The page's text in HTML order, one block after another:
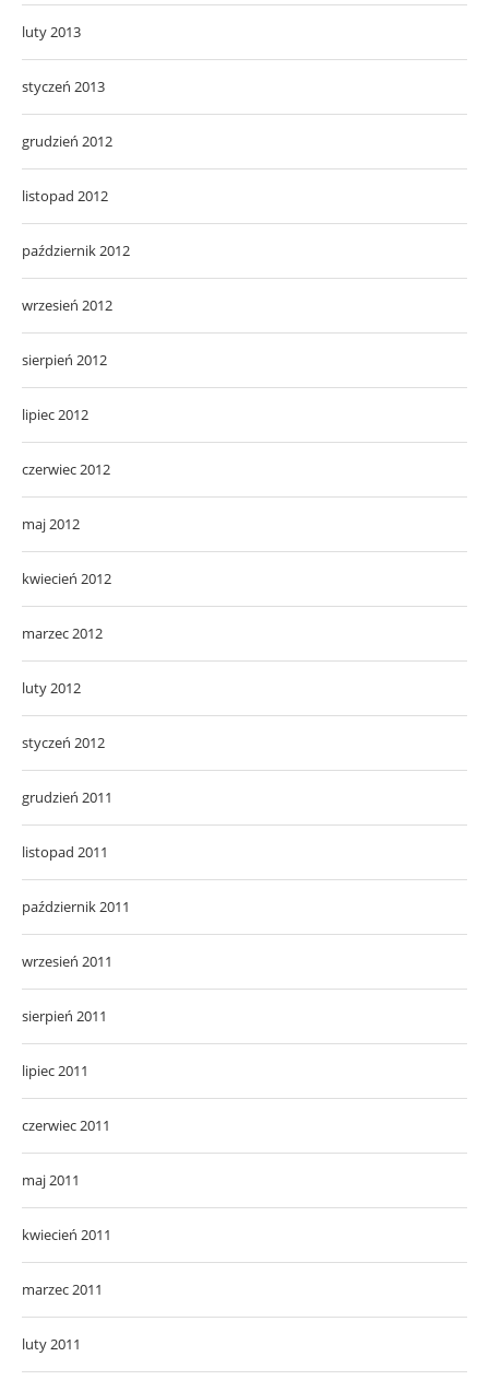
luty 2013
styczeń 2013
grudzień 2012
listopad 2012
październik 2012
wrzesień 2012
sierpień 2012
lipiec 2012
czerwiec 2012
maj 2012
kwiecień 2012
marzec 2012
luty 2012
styczeń 2012
grudzień 2011
listopad 2011
październik 2011
wrzesień 2011
sierpień 2011
lipiec 2011
czerwiec 2011
maj 2011
kwiecień 2011
marzec 2011
luty 2011